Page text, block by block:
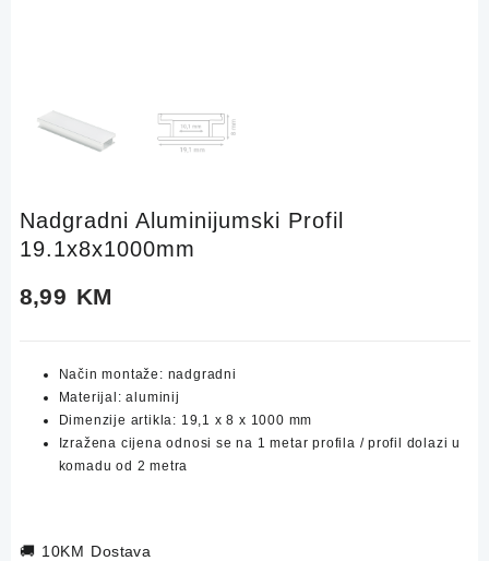
Nadgradni Aluminijumski Profil
19.1x8x1000mm
8,99 KM
Način montaže: nadgradni
Materijal: aluminij
Dimenzije artikla: 19,1 x 8 x 1000 mm
Izražena cijena odnosi se na 1 metar profila / profil dolazi u
komadu od 2 metra
🚚 10KM Dostava